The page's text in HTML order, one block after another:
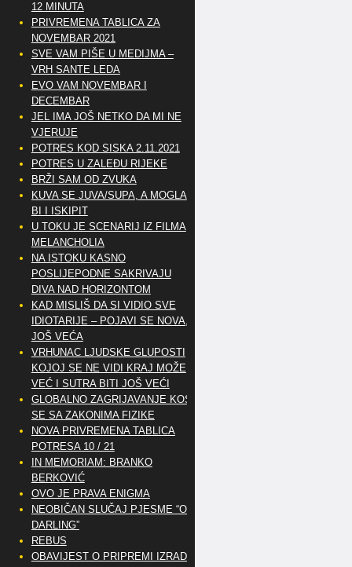
12 MINUTA
PRIVREMENA TABLICA ZA
NOVEMBAR 2021
SVE VAM PIŠE U MEDIJMA –
VRH SANTE LEDA
EVO VAM NOVEMBAR I
DECEMBAR
JEL IMA JOŠ NETKO DA MI NE
VJERUJE
POTRES KOD SISKA 2.11.2021
POTRES U ZALEĐU RIJEKE
BRŽI SAM OD ZVUKA
KUVA SE JUVA/SUPA, A MOGLA
BI I ISKIPIT
U TOKU JE SCENARIJ IZ FILMA
MELANCHOLIA
NA ISTOKU KASNO
POSLIJEPODNE SAKRIVAJU
DIVA NAD HORIZONTOM
KAD MISLIŠ DA SI VIDIO SVE
IDIOTARIJE – POJAVI SE NOVA,..
JOŠ VEĆA
VRHUNAC LJUDSKE GLUPOSTI
KOJOJ SE NE VIDI KRAJ MOŽE
VEĆ I SUTRA BITI JOŠ VEĆI
GLOBALNO ZAGRIJAVANJE KOSI
SE SA ZAKONIMA FIZIKE
NOVA PRIVREMENA TABLICA
POTRESA 10 / 21
IN MEMORIAM: BRANKO
BERKOVIĆ
OVO JE PRAVA ENIGMA
NEOBIČAN SLUČAJ PJESME “OH
DARLING”
REBUS
OBAVIJEST O PRIPREMI IZRADE